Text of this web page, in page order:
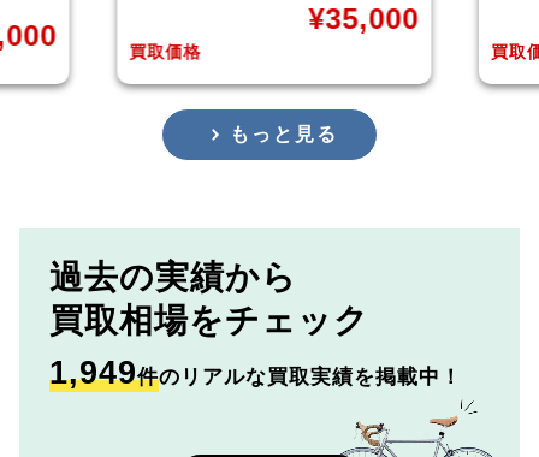
買取価格
¥35,000
買取
もっと見る
過去の実績から
買取相場をチェック
1,949件のリアルな買取実績を掲載中！